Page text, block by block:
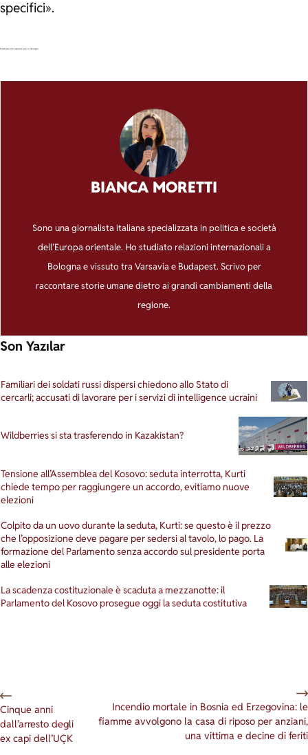
specifici».
Erasmus+ non opererà più in Georgia
BIANCA MORETTI
Sono una giornalista italiana specializzata in politica e società
dell’Europa orientale. Ho studiato relazioni internazionali a
Bologna e vissuto tra Varsavia e Budapest. Scrivo per
raccontare storie umane dietro ai grandi cambiamenti della
regione.
Son Yazılar
Familiari dei soldati russi dispersi chiedono allo Stato di
cercarli; accusati di lavorare per i servizi di intelligence ucraini
Wildberries si sta trasferendo in Kazakistan?
Tensione all’Assemblea del Kosovo: seduta interrotta, Kurti
chiede tempo per raggiungere un accordo, evitiamo nuove
elezioni
Colpito da un uovo durante la seduta, Kurti: se questo è il prezzo
che l’opposizione deve pagare per sedersi al tavolo, lo pago. La
formazione del Parlamento senza accordo sul presidente porta
alle elezioni
La scadenza costituzionale è scaduta a mezzanotte: il
Parlamento del Kosovo prosegue oggi la seduta costitutiva
Cinque anni
dall’arresto degli
ex capi dell’UÇK
Incendio mortale in Bosnia ed Erzegovina: le
fiamme avvolgono la casa di riposo per anziani,
una vittima e decine di feriti